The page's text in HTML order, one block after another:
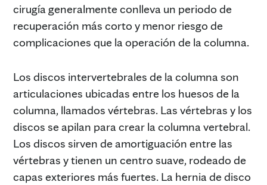
cirugía generalmente conlleva un periodo de
recuperación más corto y menor riesgo de
complicaciones que la operación de la columna.
Los discos intervertebrales de la columna son
articulaciones ubicadas entre los huesos de la
columna, llamados vértebras. Las vértebras y los
discos se apilan para crear la columna vertebral.
Los discos sirven de amortiguación entre las
vértebras y tienen un centro suave, rodeado de
capas exteriores más fuertes. La hernia de disco